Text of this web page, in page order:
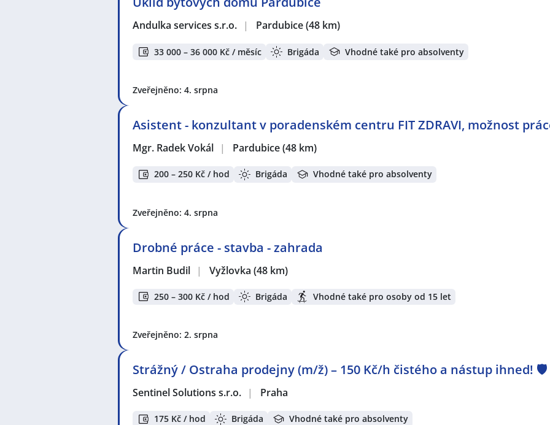
Andulka services s.r.o. | Pardubice(48 km)
33 000 – 36 000 Kč / měsíc Brigáda Vhodné také pro absolventy
Zveřejněno: 4. srpna
Asistent - konzultant v poradenském centru FIT ZDRAVI, možnost
Mgr. Radek Vokál | Pardubice(48 km)
200 – 250 Kč / hod Brigáda Vhodné také pro absolventy
Zveřejněno: 4. srpna
Drobné práce - stavba - zahrada
Martin Budil | Vyžlovka (48 km)
250 – 300 Kč / hod Brigáda Vhodné také pro osoby od 15 let
Zveřejněno: 2. srpna
Strážný / Ostraha prodejny (m/ž) – 150 Kč/h čistého a nástup ihned! 🛡️
Sentinel Solutions s.r.o. | Praha
175 Kč / hod Brigáda Vhodné také pro absolventy